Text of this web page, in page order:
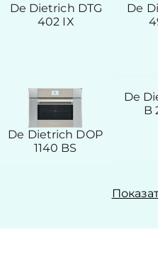
De Dietrich DTG
402 IX
De
De Dietrich DOP
1140 BS
De
B